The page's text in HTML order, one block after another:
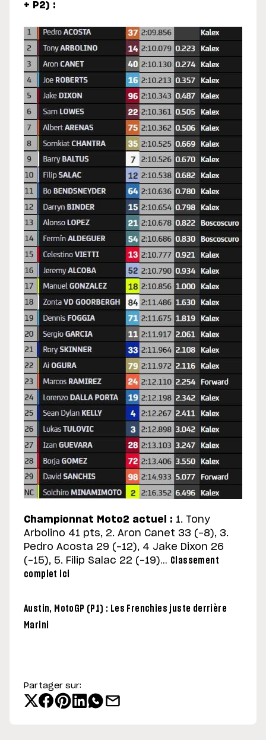
+ P2) :
Championnat Moto2 actuel : 1. Tony
Arbolino 41 pts, 2. Aron Canet 33 (-8), 3.
Pedro Acosta 29 (-12), 4 Jake Dixon 26
(-15), 5. Filip Salac 22 (-19)… Classement
complet ici
Austin, MotoGP (P1) : Les Frenchies juste derrière
Marini
Partager sur: